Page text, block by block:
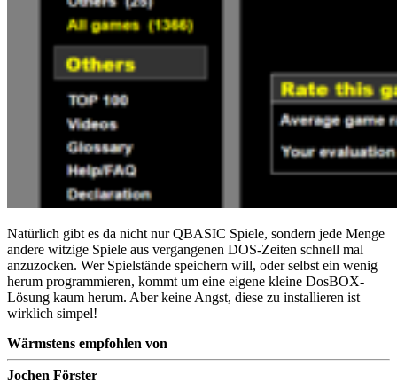
Natürlich gibt es da nicht nur QBASIC Spiele, sondern jede Menge
andere witzige Spiele aus vergangenen DOS-Zeiten schnell mal
anzuzocken. Wer Spielstände speichern will, oder selbst ein wenig
herum programmieren, kommt um eine eigene kleine DosBOX-
Lösung kaum herum. Aber keine Angst, diese zu installieren ist
wirklich simpel!
Wärmstens empfohlen von
Jochen Förster